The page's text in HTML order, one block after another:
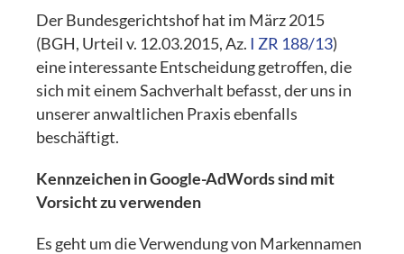
Der Bundesgerichtshof hat im März 2015
(BGH, Urteil v. 12.03.2015, Az. I ZR 188/13)
eine interessante Entscheidung getroffen, die
sich mit einem Sachverhalt befasst, der uns in
unserer anwaltlichen Praxis ebenfalls
beschäftigt.
Kennzeichen in Google-AdWords sind mit
Vorsicht zu verwenden
Es geht um die Verwendung von Markennamen